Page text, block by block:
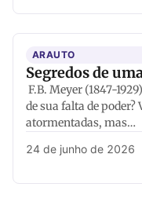
ARAUTO
Segredos de
F.B. Meyer (1847-
de sua falta de poder?
atormentadas, mas…
24 de junho de 2026